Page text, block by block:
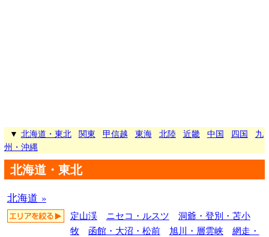
▼ 北海道・東北 関東 甲信越 東海 北陸 近畿 中国 四国
九
州・沖縄
北海道・東北
北海道 »
定山渓 ニセコ・ルスツ
洞爺・登別・苫小
牧
函館・大沼・松前 旭川・層雲峡
網走・